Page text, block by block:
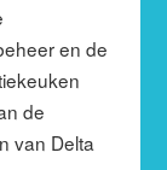
en de
de
van Delta